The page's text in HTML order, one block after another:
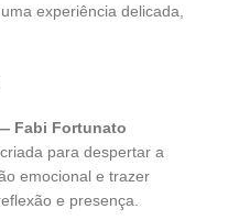
experiência delicada,
Fabi Fortunato
para despertar a
emocional e trazer
e presença.